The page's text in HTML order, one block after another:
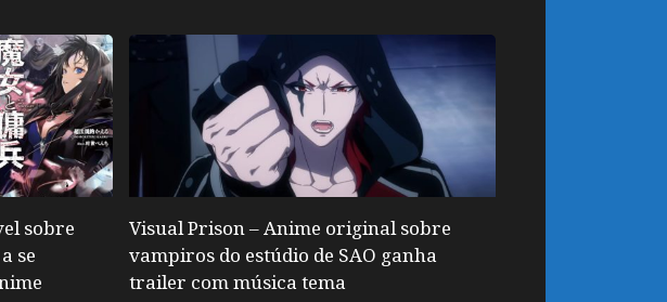
sobre
se
Visual Prison – Anime original sobre
vampiros do estúdio de SAO ganha
trailer com música tema